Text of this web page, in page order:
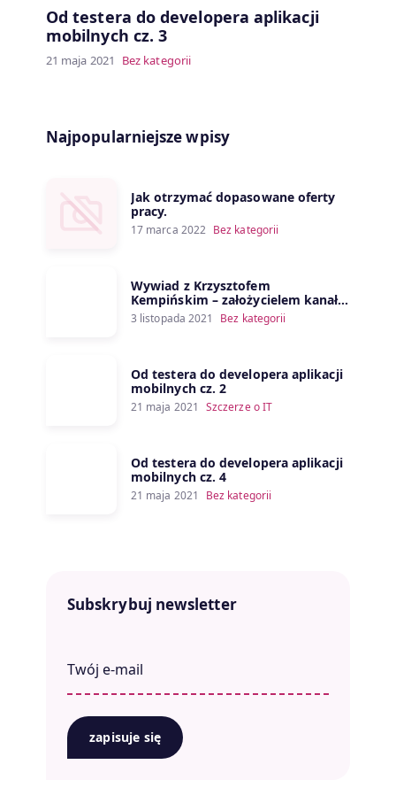
Od testera do developera aplikacji
mobilnych cz. 3
21 maja 2021 Bez kategorii
Najpopularniejsze wpisy
Jak otrzymać dopasowane oferty
pracy.
17 marca 2022 Bez kategorii
Wywiad z Krzysztofem
Kempińskim – założycielem kanału
Porozmawiajmy o IT
3 listopada 2021 Bez kategorii
Od testera do developera aplikacji
mobilnych cz. 2
21 maja 2021 Szczerze o IT
Od testera do developera aplikacji
mobilnych cz. 4
21 maja 2021 Bez kategorii
Subskrybuj newsletter
zapisuje się